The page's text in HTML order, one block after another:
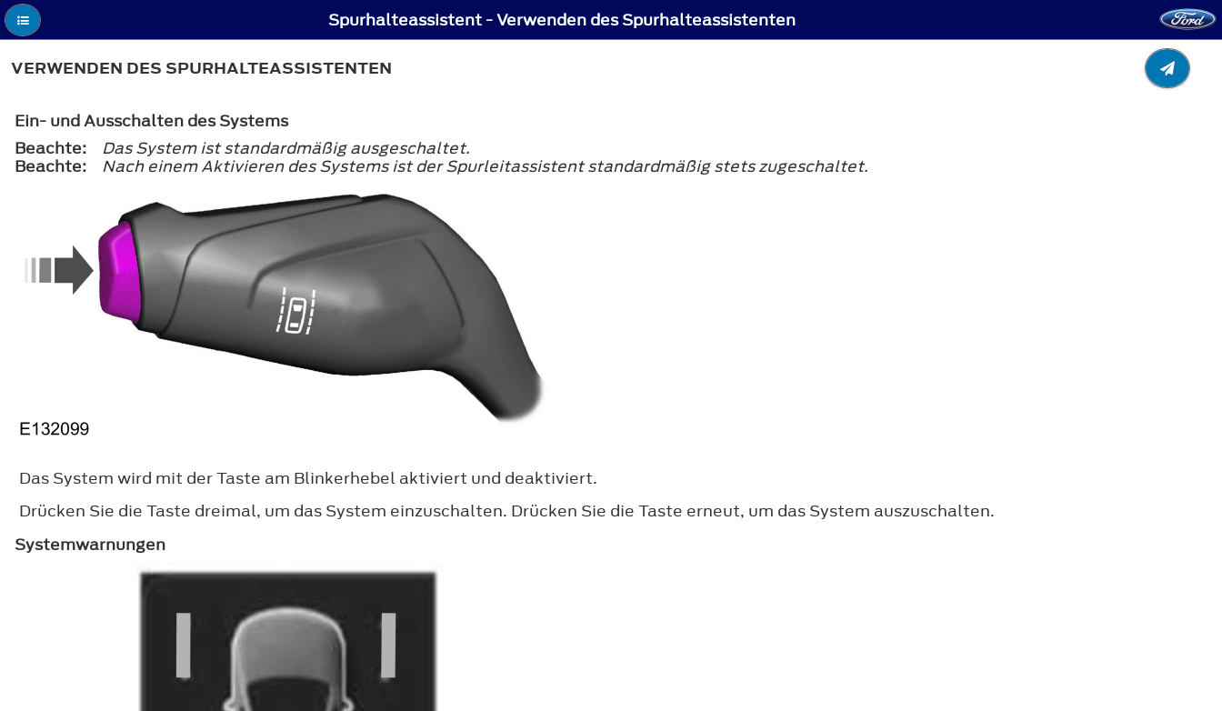
Spurhalteassistent - Verwenden des Spurhalteassistenten
VERWENDEN DES SPURHALTEASSISTENTEN
Ein- und Ausschalten des Systems
Beachte:
Das System ist standardmäßig ausgeschaltet.
Beachte:
Nach einem Aktivieren des Systems ist der Spurleitassistent standardmäßig stets zugeschaltet.
Das System wird mit der Taste am Blinkerhebel aktiviert und deaktiviert.
Drücken Sie die Taste dreimal, um das System einzuschalten. Drücken Sie die Taste erneut, um das System auszuschalten.
Systemwarnungen